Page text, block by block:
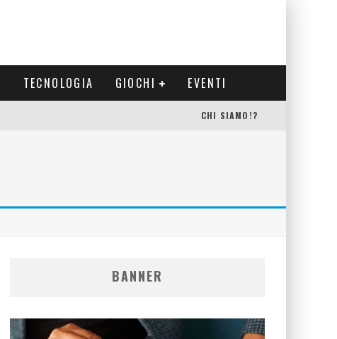
TECNOLOGIA GIOCHI EVENTI
CHI SIAMO!?
BANNER